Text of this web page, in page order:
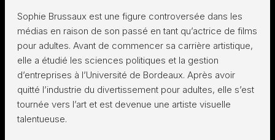
Sophie Brussaux est une figure controversée dans les
médias en raison de son passé en tant qu’actrice de films
pour adultes. Avant de commencer sa carrière artistique,
elle a étudié les sciences politiques et la gestion
d’entreprises à l’Université de Bordeaux. Après avoir
quitté l’industrie du divertissement pour adultes, elle s’est
tournée vers l’art et est devenue une artiste visuelle
talentueuse.